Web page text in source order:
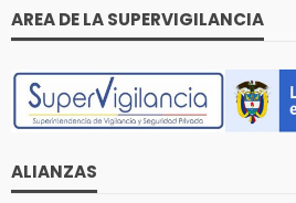
AREA DE LA SUPERVIGILANCIA
ALIANZAS